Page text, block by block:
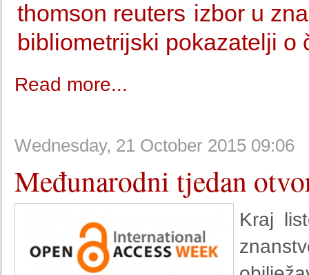
thomson reuters izbor u
bibliometrijski pokazatelji o
Read more...
Wednesday, 21 October 2015 09:06
Međunarodni tjedan
Kraj